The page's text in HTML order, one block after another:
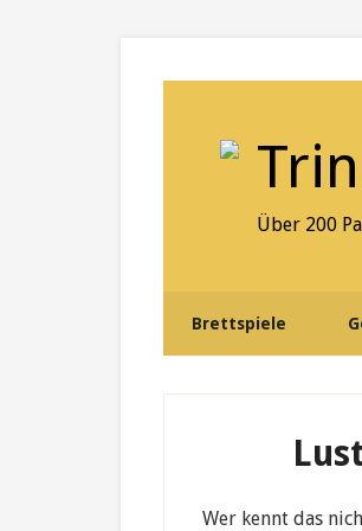
Über 200
Brettspiele
Wer kennt das